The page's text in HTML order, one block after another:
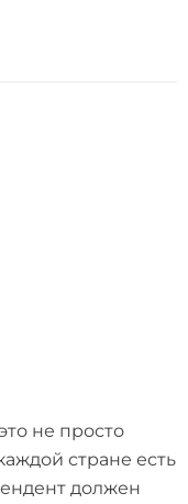
не просто
стране есть
должен